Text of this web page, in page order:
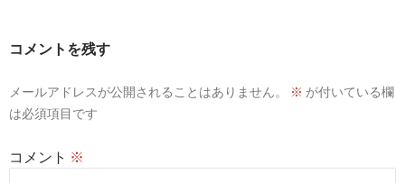
ョ
コメントを残す
メールアドレスが公開されることはありません。 ※ が付いている欄
は必須項目です
コメント ※